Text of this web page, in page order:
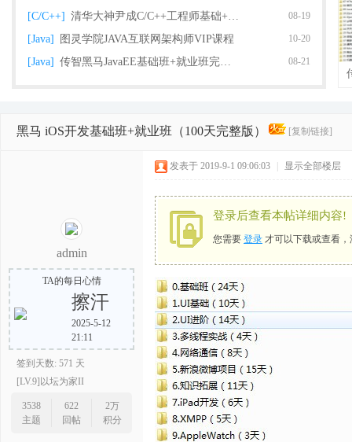
程
[C/C++] 清华大神尹成C/C++工程师基础+就业课程（93 08-19
[Java] 图灵学院JAVA互联网架构师VIP课程 10-20
[Java] 传智黑马JavaEE基础班+就业班完整版（2018 08-21
黑马 iOS开发基础班+就业班（100天完整版） [复制链接]
admin
TA的每日心情
擦汗
2025-5-12
21:11
签到天数: 571 天
[LV.9]以坛为家II
3538
主题
622
回帖
2万
积分
发表于 2019-9-1 09:06:03 显示全部楼层
登录后查看本帖详细内容!
您需要 登录 才可以下载或查看